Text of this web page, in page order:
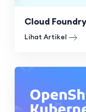
Lihat Artikel